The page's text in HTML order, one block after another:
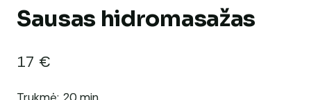
Sausas hidromasažas
17 €